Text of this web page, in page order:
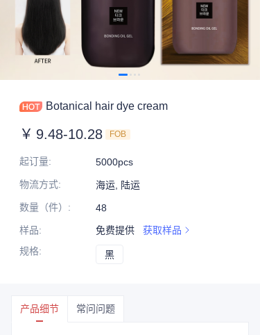
Botanical hair dye cream
￥ 9.48-10.28 FOB
起订量:
5000pcs
物流方式:
海运, 陆运
数量（件） :
48
样品: 免费提供
获取样品
规格: 黑
产品细节 常问问题